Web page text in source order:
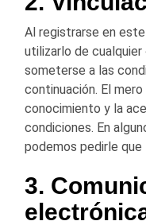
Al registrarse en
utilizarlo de
someterse a las
continuación. El
conocimiento y la
condiciones. En
podemos pedirle
3.